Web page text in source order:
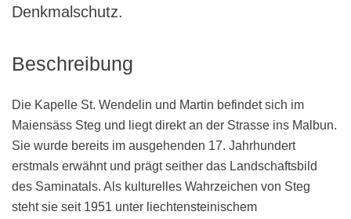
Denkmalschutz.
Beschreibung
Die Kapelle St. Wendelin und Martin befindet sich im
Maiensäss Steg und liegt direkt an der Strasse ins Malbun.
Sie wurde bereits im ausgehenden 17. Jahrhundert
erstmals erwähnt und prägt seither das Landschaftsbild
des Saminatals. Als kulturelles Wahrzeichen von Steg
steht sie seit 1951 unter liechtensteinischem